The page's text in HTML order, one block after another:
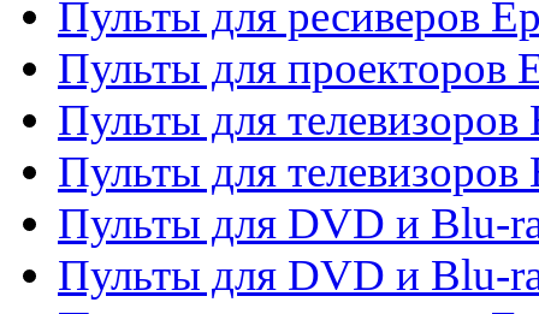
Пульты для ресиверов
Пульты для проекторов
Пульты для телевизоров
Пульты для телевизоров
Пульты для DVD и Blu-
Пульты для DVD и Blu-